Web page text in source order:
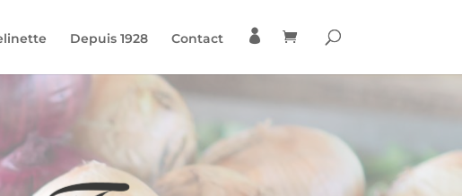
Depuis 1928 Contact 